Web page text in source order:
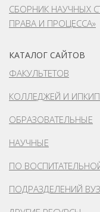
СБОРНИК НАУЧНЫХ
ПРАВА И ПРОЦЕССА»
КАТАЛОГ САЙТОВ
ФАКУЛЬТЕТОВ
КОЛЛЕДЖЕЙ И
ОБРАЗОВАТЕЛЬНЫЕ
НАУЧНЫЕ
ПО
ПОДРАЗДЕЛЕНИЙ